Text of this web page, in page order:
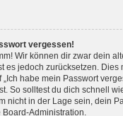
vergessen!
Wir können dir zwar dein
es jedoch zurücksetzen. Dies
habe mein Passwort
So solltest du dich schnell
nicht in der Lage sein, dein
Administration.